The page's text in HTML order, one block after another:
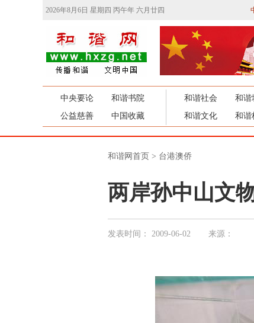
2026年8月6日 星期四 丙午年 六月廿四
中央要论
和谐书院
公益慈善
中国收藏
和谐社会 和谐
和谐文化
和谐
和谐网首页 > 台港澳侨
两岸孙中山文
发表时间： 2009-06-02 来源：